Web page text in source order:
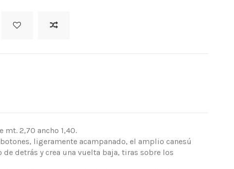
mt. 2,70 ancho 1,40.
ligeramente acampanado, el amplio canesú
detrás y crea una vuelta baja, tiras sobre los